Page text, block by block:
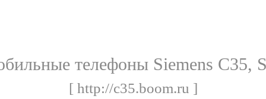
телефоны Siemens C35,
[ http://c35.boom.ru ]